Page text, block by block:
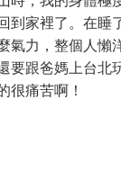
到家裡了。在睡
氣力，整個人懶
要跟爸媽上台北
很痛苦啊！